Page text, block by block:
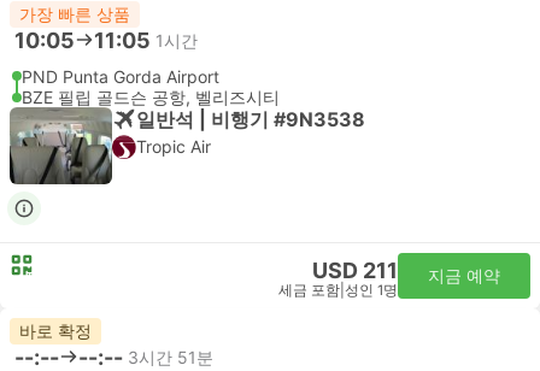
가장 빠른 상품
10:05 11:05 1시간
PND Punta Gorda Airport
BZE 필립 골드슨 공항, 벨리즈시티
일반석 | 비행기 #9N3538
Tropic Air
USD 211
세금 포함 성인 1명
지금 예약
바로 확정
--:-- --:-- 3시간 51분